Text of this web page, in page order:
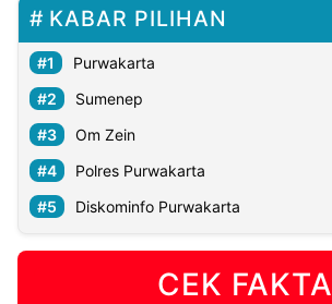
KABAR PILIHAN
Purwakarta
Sumenep
Om Zein
Polres Purwakarta
Diskominfo Purwakarta
CEK FAKTA